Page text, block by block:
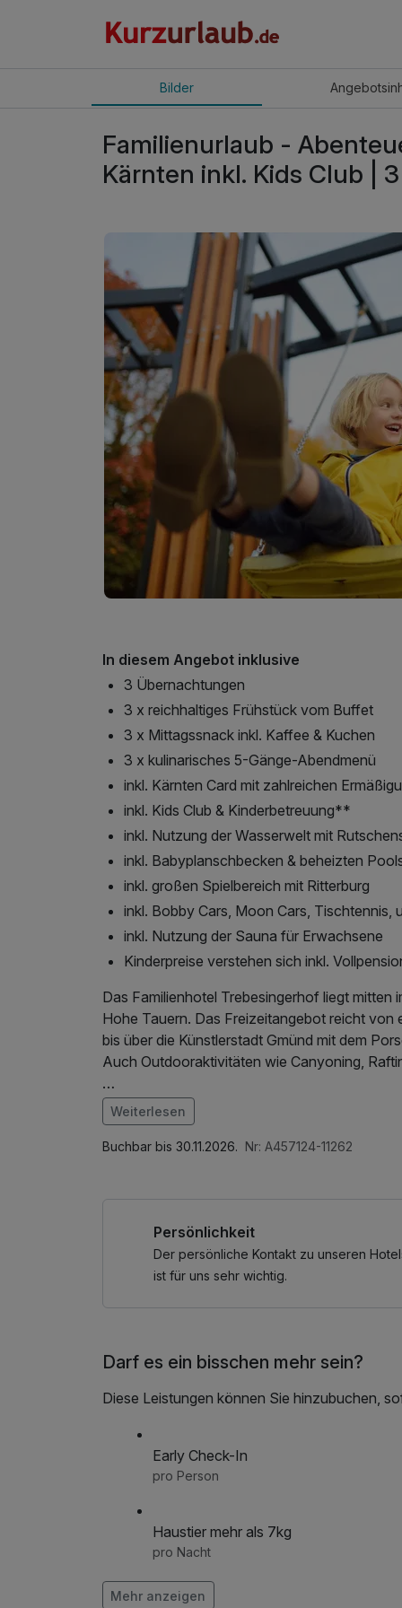
Bilder Angebot
Familienurlaub -
Kärnten inkl. Kids Club |
In diesem Angebot inklusive
3 Übernachtungen
3 x reichhaltiges Frühstück vom Buffet
3 x Mittagssnack inkl. Kaffee & Kuchen
3 x kulinarisches 5-Gänge-Abendmenü
inkl. Kärnten Card mit zahlreichen
inkl. Kids Club & Kinderbetreuung**
inkl. Nutzung der Wasserwelt mit
inkl. Babyplanschbecken & beheizten
inkl. großen Spielbereich mit Ritterburg
inkl. Bobby Cars, Moon Cars, Tischtennis,
inkl. Nutzung der Sauna für Erwachsene
Kinderpreise verstehen sich inkl.
Das Familienhotel Trebesingerhof liegt
Hohe Tauern. Das Freizeitangebot reicht von
bis über die Künstlerstadt Gmünd mit dem
Auch Outdooraktivitäten wie Canyoning,
Die "Kinderwerkstatt": Hier erwarten Ihre Kids
Es wird gespielt, gebastelt, gebaut, getobt
Piratenland, ein 3-Etagen-Softplay Bereich mit
• Wasserspielpark Fallbach/Maltatal
• Strandbad Stockenboi am Weissensee
• Gerlitzen Tandem Base
• Elektroboot fahren am Faaker See
Im Angebot enthalten
Saunabenutzung, Saunatuch,
Weiterlesen
Buchbar bis 30.11.2026. Nr: A457124-11262
Persönlichkeit
Der persönliche Kontakt zu unseren
ist für uns sehr wichtig.
Darf es ein bisschen mehr sein?
Diese Leistungen können Sie hinzubuchen,
Early Check-In
pro Person
Haustier mehr als 7kg
pro Nacht
Mehr anzeigen